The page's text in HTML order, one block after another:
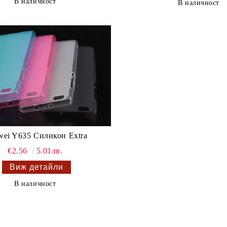
В наличност
Y635 Силикон Extra
€2.56
5.01лв.
Виж детайли
В наличност